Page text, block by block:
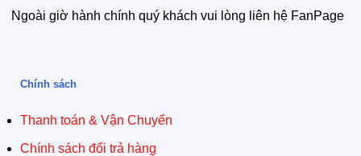
Ngoài giờ hành chính quý khách vui lòng liên hệ FanPage
Chính sách
Thanh toán & Vận Chuyển
Chính sách đổi trả hàng